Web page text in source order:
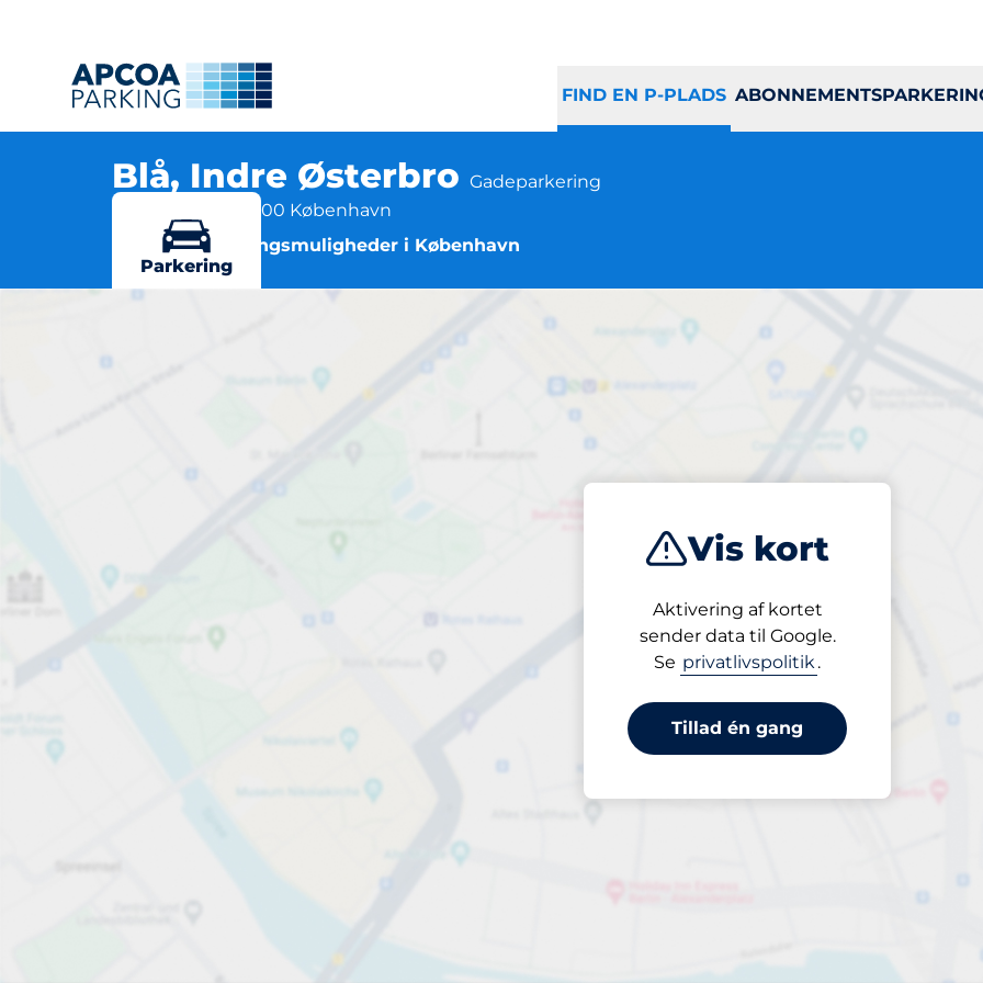
FIND EN P-PLADS
Blå, Indre Østerbro Gadeparkering
CVR 64942212, 2100 København
Flere parkeringsmuligheder i København
Vis kort
Aktivering af kortet
sender data til Google.
Se privatlivspolitik.
Tillad én gang
Parkering
Blå, Indre Østerbro
Åben nu